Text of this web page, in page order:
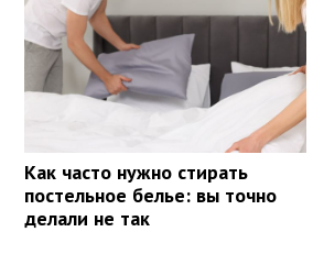
Как часто нужно стирать
постельное белье: вы точно
делали не так